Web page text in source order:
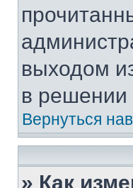
выходом
в решении
Вернуться
» Как